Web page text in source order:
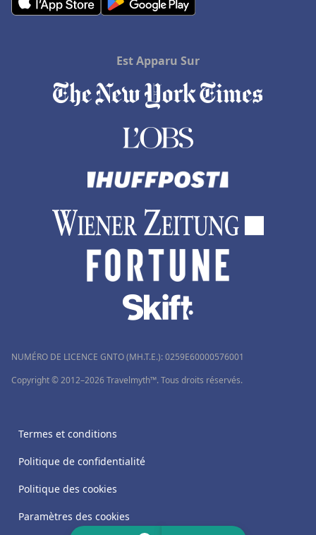
Est Apparu Sur
NUMÉRO DE LICENCE GNTO (MH.T.E.): 0259Ε60000576001
Copyright © 2012–2026 Travelmyth™. Tous droits réservés.
Termes et conditions
Politique de confidentialité
Politique des cookies
Paramètres des cookies